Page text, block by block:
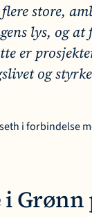
store,
lys, og
er
og
i forbindelse
i